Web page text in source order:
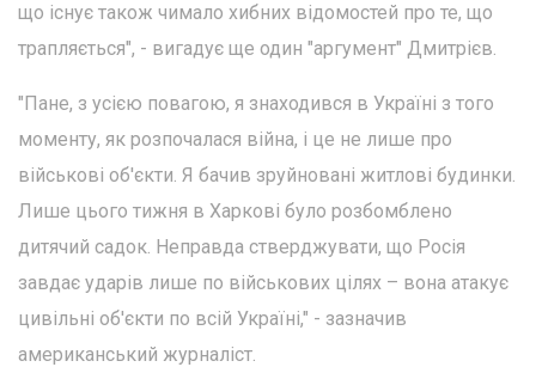
що існує також чимало хибних відомостей про те, що
трапляється", - вигадує ще один "аргумент" Дмитрієв.
"Пане, з усією повагою, я знаходився в Україні з того
моменту, як розпочалася війна, і це не лише про
військові об'єкти. Я бачив зруйновані житлові будинки.
Лише цього тижня в Харкові було розбомблено
дитячий садок. Неправда стверджувати, що Росія
завдає ударів лише по військових цілях – вона атакує
цивільні об'єкти по всій Україні," - зазначив
американський журналіст.